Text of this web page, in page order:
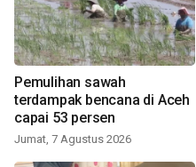
Pemulihan sawah
terdampak bencana di Aceh
capai 53 persen
Jumat, 7 Agustus 2026